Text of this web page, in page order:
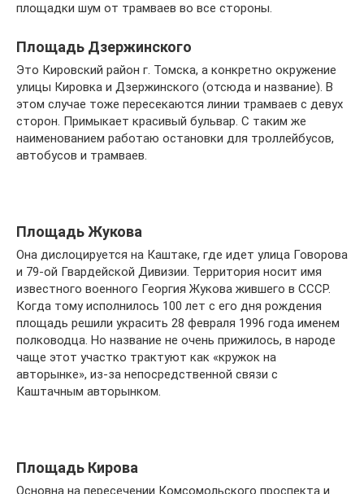
площадки шум от трамваев во все стороны.
Площадь Дзержинского
Это Кировский район г. Томска, а конкретно окружение
улицы Кировка и Дзержинского (отсюда и название). В
этом случае тоже пересекаются линии трамваев с девух
сторон. Примыкает красивый бульвар. С таким же
наименованием работаю остановки для троллейбусов,
автобусов и трамваев.
Площадь Жукова
Она дислоцируется на Каштаке, где идет улица Говорова
и 79-ой Гвардейской Дивизии. Территория носит имя
известного военного Георгия Жукова жившего в СССР.
Когда тому исполнилось 100 лет с его дня рождения
площадь решили украсить 28 февраля 1996 года именем
полководца. Но название не очень прижилось, в народе
чаще этот участко трактуют как «кружок на
авторынке», из-за непосредственной связи с
Каштачным авторынком.
Площадь Кирова
Основна на пересечении Комсомольского проспекта и